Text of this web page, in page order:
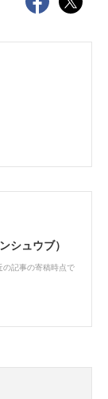
シュウブ）
記事の寄稿時点で